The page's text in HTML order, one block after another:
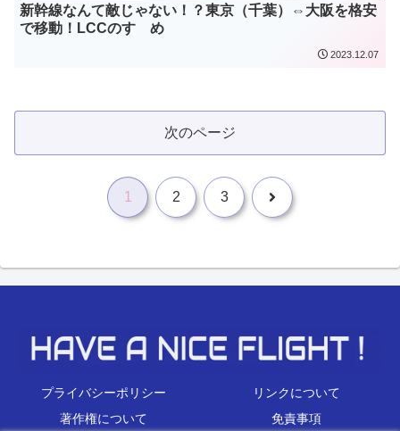
新幹線なんて敵じゃない！？東京（千葉）⇔大阪を格安
で移動！LCCのすゝめ
2023.12.07
次のページ
1 2 3 次
プライバシーポリシー
リンクについて
著作権について
免責事項